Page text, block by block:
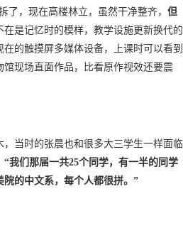
了，现在高楼林立，虽然干净整齐， 但
在是记忆时的模样，教学设施更新换代的
的触摸屏多媒体设备，上课时可以看到
现场直面作品，比看原作视效还要震
，当时的张晨也和很多大三学生一样面临
“我们那届一共25个同学，有一半的同学
的中文系，每个人都很拼。”